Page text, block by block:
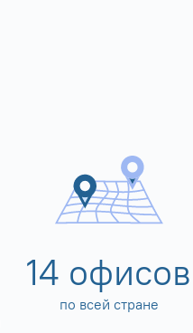
14 офисов
по всей стране